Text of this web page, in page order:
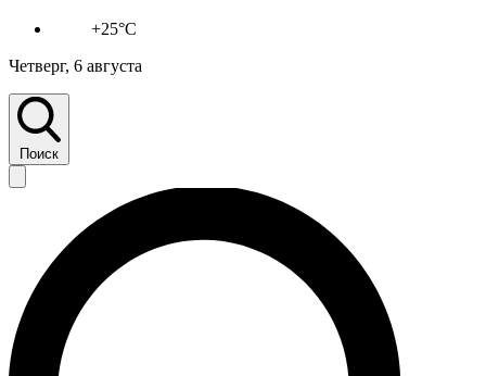
+25°C
Четверг, 6 августа
Поиск